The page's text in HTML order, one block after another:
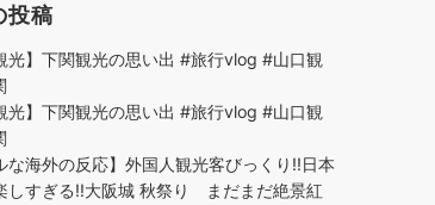
投稿
光】下関観光の思い出 #旅行vlog #山口観
光】下関観光の思い出 #旅行vlog #山口観
な海外の反応】外国人観光客びっくり!!日本
しすぎる!!大阪城 秋祭り まだまだ絶景紅